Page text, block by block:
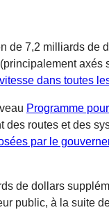
7,2 milliards de
dans toutes
Programme
routes et des
par le
de dollars
public, à la suite